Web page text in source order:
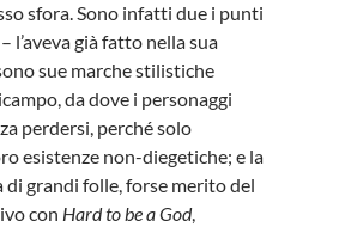
sfora. Sono infatti due i punti
l’aveva già fatto nella sua
sue marche stilistiche
da dove i personaggi
perdersi, perché solo
esistenze non-diegetiche; e la
grandi folle, forse merito del
con Hard to be a God,